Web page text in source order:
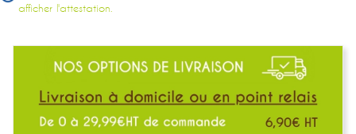
afficher l'attestation.